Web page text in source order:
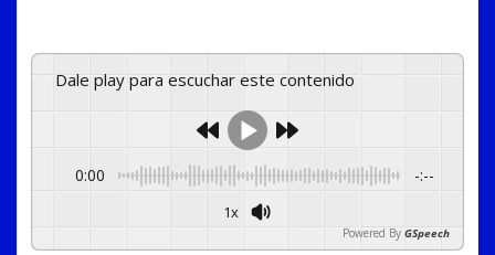
Dale play para escuchar este contenido
0:00 -:--
1x
Powered By GSpeech